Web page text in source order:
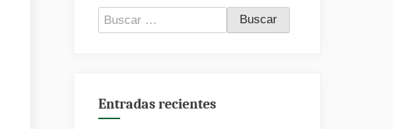
Buscar:
Entradas recientes